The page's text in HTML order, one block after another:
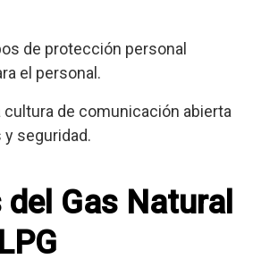
de protección personal
el personal.
cultura de comunicación abierta
seguridad.
Gas Natural